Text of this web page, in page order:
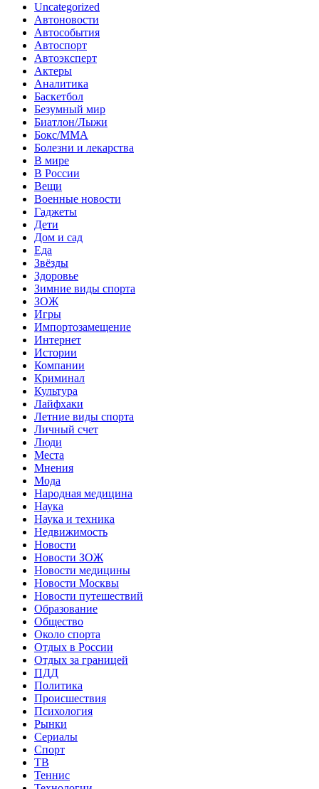
Uncategorized
Автоновости
Автособытия
Автоспорт
Автоэксперт
Актеры
Аналитика
Баскетбол
Безумный мир
Биатлон/Лыжи
Бокс/MMA
Болезни и лекарства
В мире
В России
Вещи
Военные новости
Гаджеты
Дети
Дом и сад
Еда
Звёзды
Здоровье
Зимние виды спорта
ЗОЖ
Игры
Импортозамещение
Интернет
Истории
Компании
Криминал
Культура
Лайфхаки
Летние виды спорта
Личный счет
Люди
Места
Мнения
Мода
Народная медицина
Наука
Наука и техника
Недвижимость
Новости
Новости ЗОЖ
Новости медицины
Новости Москвы
Новости путешествий
Образование
Общество
Около спорта
Отдых в России
Отдых за границей
ПДД
Политика
Происшествия
Психология
Рынки
Сериалы
Спорт
ТВ
Теннис